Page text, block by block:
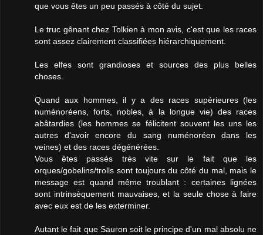
que vous êtes un peu passés à côté du sujet.
Le truc gênant chez Tolkien à mon avis, c'est que les races
sont assez clairement classifiées hiérarchiquement.
Les elfes sont grandioses et sources des plus belles
choses.
Quand aux hommes, il y a des races supérieures (les
numénoréens, forts, nobles, à la longue vie) des races
abâtardies (les hommes se félicitent souvent les uns les
autres d'avoir encore du sang numénoréen dans les
veines) et des races dégénérées.
Vous êtes passés très vite sur le fait que les
orques/gobelins/trolls sont toujours du côté du mal, mais le
message est quand même troublant : certaines lignées
sont intrinsèquement mauvaises, et la seule chose à faire
avec eux est de les exterminer.
Autant le fait que Sauron soit le principe d'un mal absolu ne